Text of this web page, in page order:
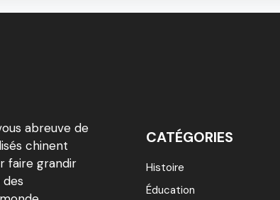
abreuve de
chinent
faire grandir
CATÉGORIES
Histoire
Éducation